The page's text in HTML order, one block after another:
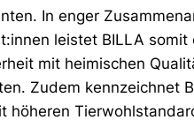
In enger
leistet BILLA somit
mit heimischen
Zudem kennzeichnet
höheren